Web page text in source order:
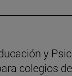
y
colegios